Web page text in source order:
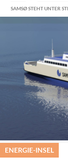
SAMSØ STEHT UNTER
ENERGIE-INSEL